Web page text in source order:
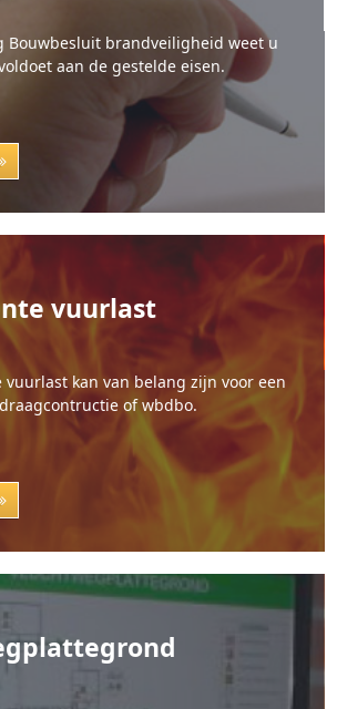
Bouwbesluit brandveiligheid weet u
aan de gestelde eisen.
vuurlast
vuurlast kan van belang zijn voor een
of wbdbo.